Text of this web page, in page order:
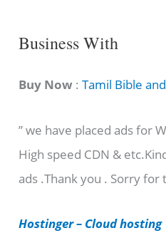
C
t
g
o
r
e
Business With
Buy Now :Tamil Bible
” we have placed ads for
High speed CDN &
ads .Thank you . Sorry for
Hostinger – Cloud hosting